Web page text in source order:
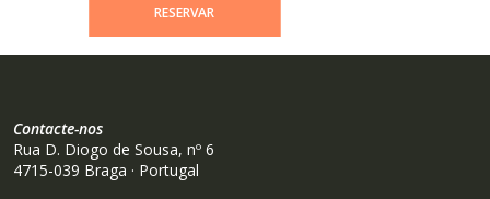
RESERVAR
Contacte-nos
Rua D. Diogo de Sousa, nº 6
4715-039 Braga · Portugal